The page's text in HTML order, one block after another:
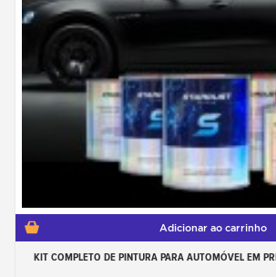
Adicionar ao carrinho
KIT COMPLETO DE PINTURA PARA AUTOMÓVEL EM